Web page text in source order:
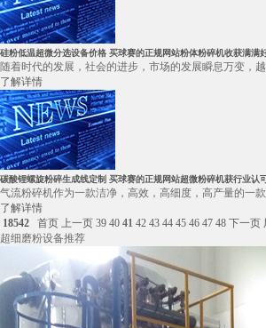
硅粉低温超微分选设备价格 买球赛的正规网站粉体粉碎机收获满满
随着时代的发展，社会的进步，市场的发展瞬息万变，
了解详情
碳酸锂螺旋粉碎生成线定制 买球赛的正规网站超微粉碎机获行业认
气流粉碎机作为一款洁净，高效，高细度，高产量的一
了解详情
18542
首页 上一页 39 40 41 42 43 44 45 46 47 48 下一页
超细磨粉设备推荐